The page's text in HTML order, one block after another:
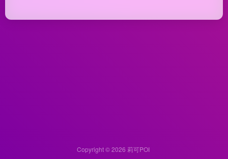
Copyright © 2026 莉可POI